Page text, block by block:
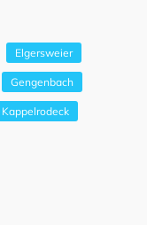
Elgersweier
Gengenbach
Kappelrodeck